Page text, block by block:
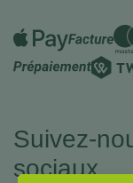
Suivez-
sociaux